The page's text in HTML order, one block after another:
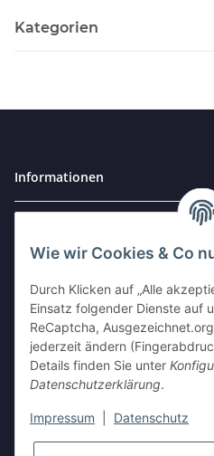
Kategorien
Informationen
Widerrufsbutton
SEHR
17.604
von hier,
Wie wir Cookies & Co
Durch Klicken auf „Alle
Einsatz folgender Dienste auf
ReCaptcha,
jederzeit ändern
Details finden Sie unter
Datenschutzerklärung.
Impressum Datenschutz